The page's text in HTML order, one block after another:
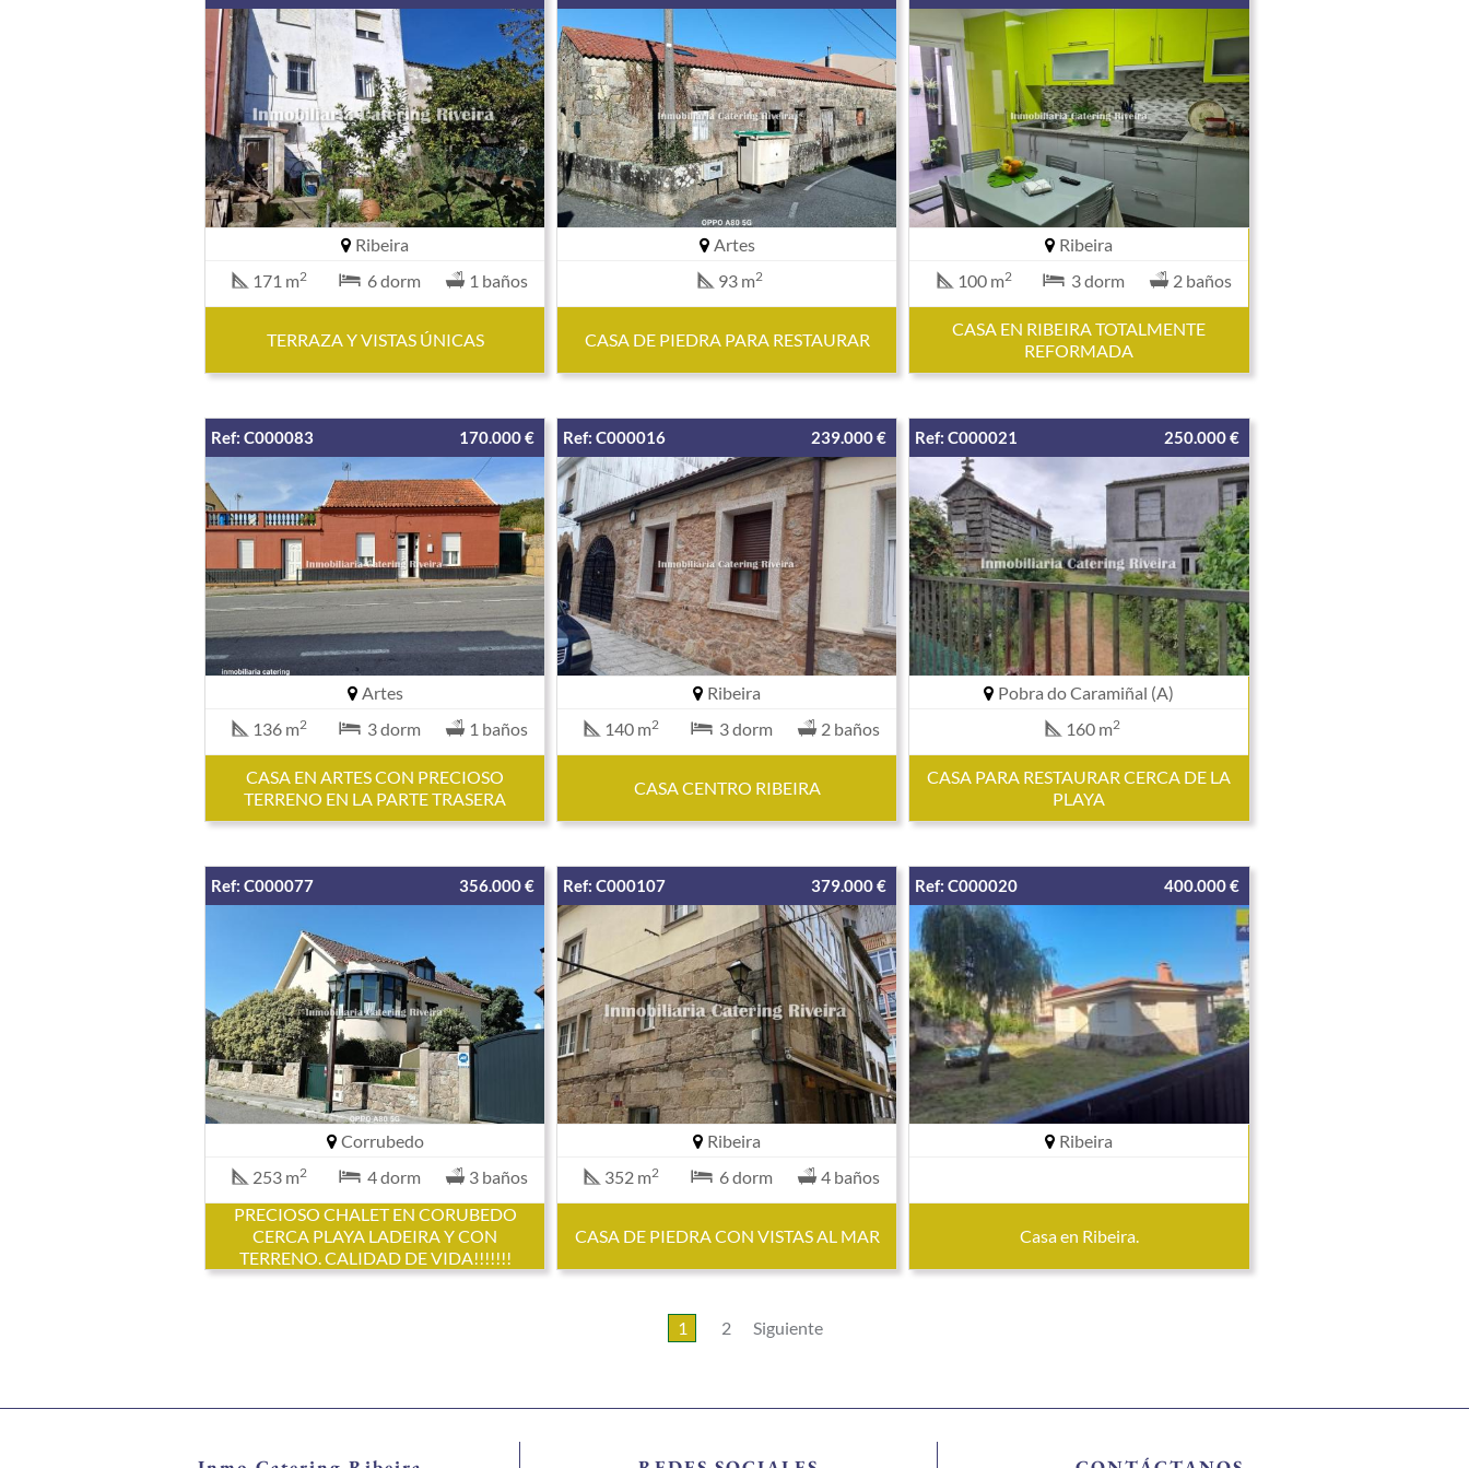
Ribeira
171 m2 6 dorm 1 baños
TERRAZA Y VISTAS ÚNICAS
Artes
93 m2
CASA DE PIEDRA PARA RESTAURAR
Ribeira
100 m2 3 dorm 2 baños
CASA EN RIBEIRA TOTALMENTE
REFORMADA
Ref: C000083 170.000 €
Artes
136 m2 3 dorm 1 baños
CASA EN ARTES CON PRECIOSO
TERRENO EN LA PARTE TRASERA
Ref: C000016 239.000 €
Ribeira
140 m2 3 dorm 2 baños
CASA CENTRO RIBEIRA
Ref: C000021 250.000 €
Pobra do Caramiñal (A)
160 m2
CASA PARA RESTAURAR CERCA DE LA
PLAYA
Ref: C000077 356.000 €
Corrubedo
253 m2 4 dorm
3 baños
PRECIOSO CHALET EN CORUBEDO
CERCA PLAYA LADEIRA Y CON
TERRENO. CALIDAD DE VIDA!!!!!!!
Ref: C000107 379.000 €
Ribeira
352 m2 6 dorm 4 baños
CASA DE PIEDRA CON VISTAS AL MAR
Ref: C000020 400.000 €
Ribeira
Casa en Ribeira.
1 2 Siguiente